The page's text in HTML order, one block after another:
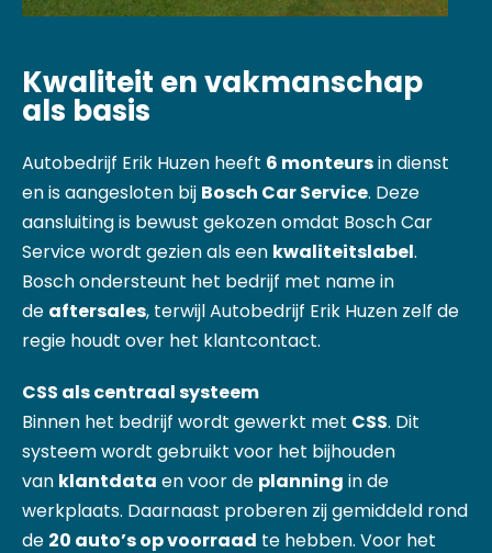
Kwaliteit en vakmanschap
als basis
Autobedrijf Erik Huzen heeft 6 monteursin dienst
en is aangesloten bij Bosch Car Service. Deze
aansluiting is bewust gekozen omdat Bosch Car
Service wordt gezien als een kwaliteitslabel.
Bosch ondersteunt het bedrijf met name in
de aftersales, terwijl Autobedrijf Erik Huzen zelf de
regie houdt over het klantcontact.
CSS als centraal systeem
Binnen het bedrijf wordt gewerkt met CSS. Dit
systeem wordt gebruikt voor het bijhouden
van klantdata en voor de planning in de
werkplaats. Daarnaast proberen zij gemiddeld rond
de 20 auto’s op voorraad te hebben. Voor het